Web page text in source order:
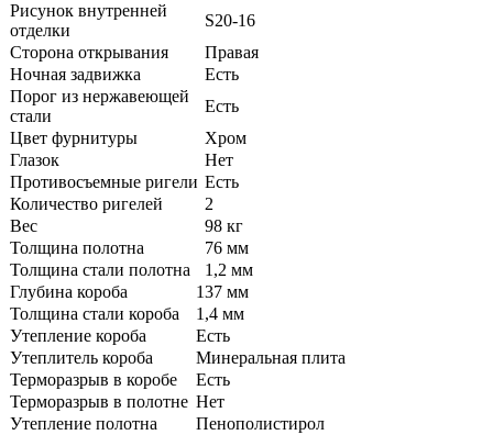
Рисунок внутренней
отделки
S20-16
Сторона открывания
Правая
Ночная задвижка
Есть
Порог из нержавеющей
стали
Есть
Цвет фурнитуры
Хром
Глазок
Нет
Противосъемные ригели Есть
Количество ригелей
2
Вес
98 кг
Толщина полотна
76 мм
Толщина стали полотна
1,2 мм
Глубина короба
137 мм
Толщина стали короба
1,4 мм
Утепление короба
Есть
Утеплитель короба
Минеральная плита
Терморазрыв в коробе
Есть
Терморазрыв в полотне Нет
Утепление полотна
Пенополистирол